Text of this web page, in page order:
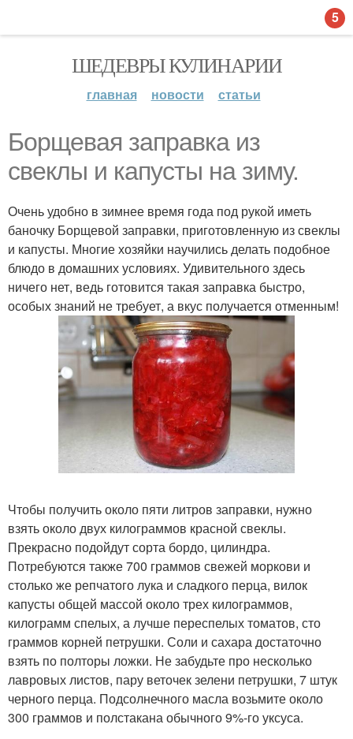
ШЕДЕВРЫ КУЛИНАРИИ
главная новости статьи
Борщевая заправка из
свеклы и капусты на зиму.
Очень удобно в зимнее время года под рукой иметь
баночку Борщевой заправки, приготовленную из свеклы
и капусты. Многие хозяйки научились делать подобное
блюдо в домашних условиях. Удивительного здесь
ничего нет, ведь готовится такая заправка быстро,
особых знаний не требует, а вкус получается отменным!
Чтобы получить около пяти литров заправки, нужно
взять около двух килограммов красной свеклы.
Прекрасно подойдут сорта бордо, цилиндра.
Потребуются также 700 граммов свежей моркови и
столько же репчатого лука и сладкого перца, вилок
капусты общей массой около трех килограммов,
килограмм спелых, а лучше переспелых томатов, сто
граммов корней петрушки. Соли и сахара достаточно
взять по полторы ложки. Не забудьте про несколько
лавровых листов, пару веточек зелени петрушки, 7 штук
черного перца. Подсолнечного масла возьмите около
300 граммов и полстакана обычного 9%-го уксуса.
5